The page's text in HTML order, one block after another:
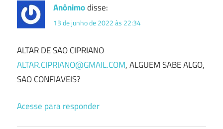
Anônimodisse:
13 de junho de 2022 às 22:34
ALTAR DE SAO CIPRIANO
ALTAR.CIPRIANO@GMAIL.COM, ALGUEM SABE ALGO,
SAO CONFIAVEIS?
Acesse para responder